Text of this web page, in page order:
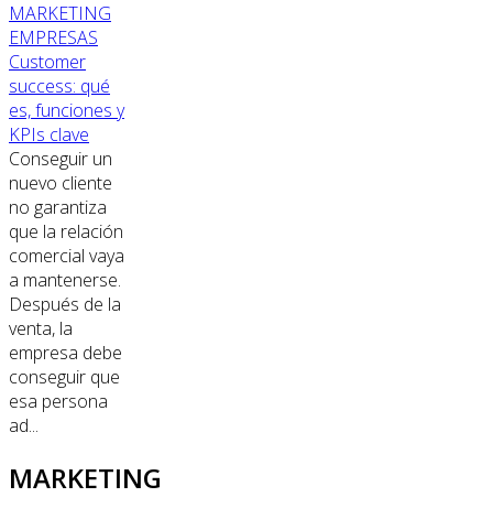
MARKETING
EMPRESAS
Customer
success: qué
es, funciones y
KPIs clave
Conseguir un
nuevo cliente
no garantiza
que la relación
comercial vaya
a mantenerse.
Después de la
venta, la
empresa debe
conseguir que
esa persona
ad...
MARKETING